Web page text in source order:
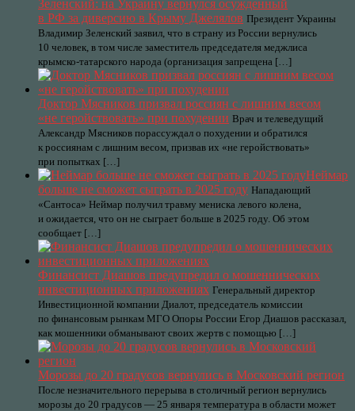
Зеленский: на Украину вернулся осужденный
в РФ за диверсию в Крыму Джелялов Президент Украины
Владимир Зеленский заявил, что в страну из России вернулись
10 человек, в том числе заместитель председателя меджлиса
крымско-татарского народа (организация запрещена […]
Доктор Мясников призвал россиян с лишним весом
«не геройствовать» при похудении Врач и телеведущий
Александр Мясников порассуждал о похудении и обратился
к россиянам с лишним весом, призвав их «не геройствовать»
при попытках […]
Неймар
больше не сможет сыграть в 2025 году Нападающий
«Сантоса» Неймар получил травму мениска левого колена,
и ожидается, что он не сыграет больше в 2025 году. Об этом
сообщает […]
Финансист Диашов предупредил о мошеннических
инвестиционных приложениях Генеральный директор
Инвестиционной компании Диалот, председатель комиссии
по финансовым рынкам МГО Опоры России Егор Диашов рассказал,
как мошенники обманывают своих жертв с помощью […]
Морозы до 20 градусов вернулись в Московский регион
После незначительного перерыва в столичный регион вернулись
морозы до 20 градусов — 25 января температура в области может